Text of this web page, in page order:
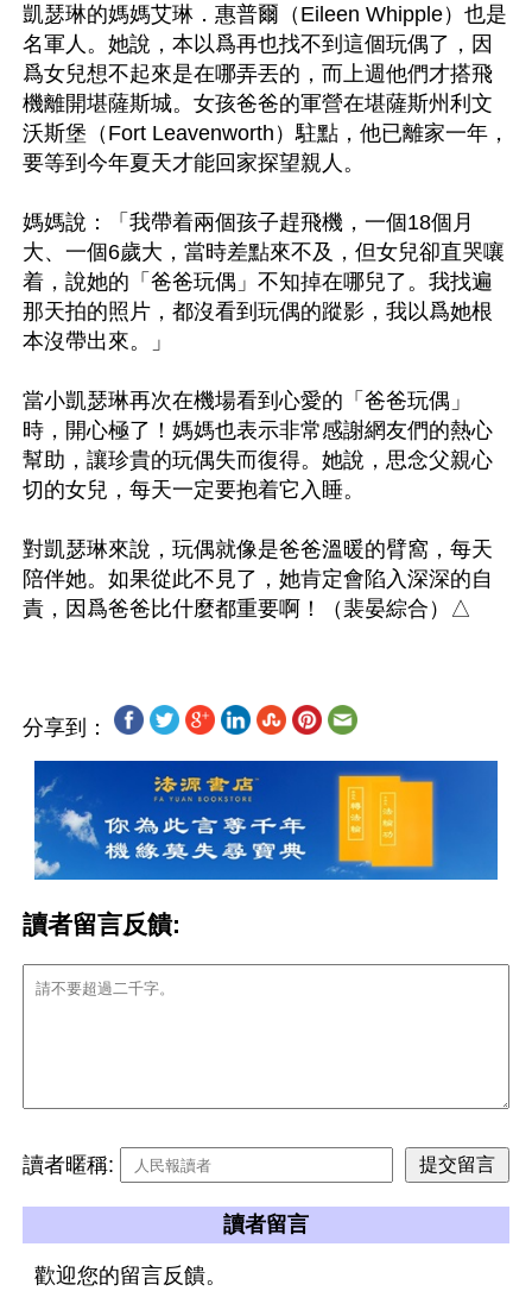
凱瑟琳的媽媽艾琳．惠普爾（Eileen Whipple）也是
名軍人。她說，本以爲再也找不到這個玩偶了，因
爲女兒想不起來是在哪弄丟的，而上週他們才搭飛
機離開堪薩斯城。女孩爸爸的軍營在堪薩斯州利文
沃斯堡（Fort Leavenworth）駐點，他已離家一年，
要等到今年夏天才能回家探望親人。
媽媽說：「我帶着兩個孩子趕飛機，一個18個月
大、一個6歲大，當時差點來不及，但女兒卻直哭嚷
着，說她的「爸爸玩偶」不知掉在哪兒了。我找遍
那天拍的照片，都沒看到玩偶的蹤影，我以爲她根
本沒帶出來。」
當小凱瑟琳再次在機場看到心愛的「爸爸玩偶」
時，開心極了！媽媽也表示非常感謝網友們的熱心
幫助，讓珍貴的玩偶失而復得。她說，思念父親心
切的女兒，每天一定要抱着它入睡。
對凱瑟琳來說，玩偶就像是爸爸溫暖的臂窩，每天
陪伴她。如果從此不見了，她肯定會陷入深深的自
分享到：
讀者留言反饋:
讀者暱稱:
讀者留言
歡迎您的留言反饋。